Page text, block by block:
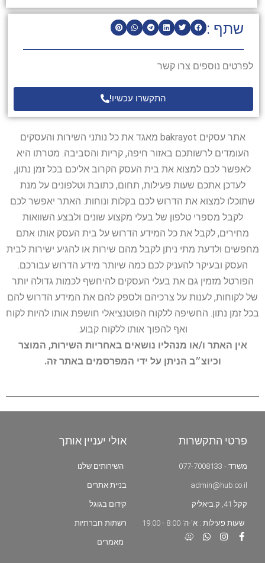
שתף :
לפרטים נוספים צרו קשר
התקשרו עכשיו!
אתר עסקים bakrayot מאגד את כל נותני השירות והעסקים
העומדים לרשותכם באזור חיפה, קריות והסביבה. מטרתו היא
לאפשר לכם למצוא את בית העסק הקרוב אליכם בכל זמן נתון,
לעדכן אתכם שעות פעילות, תחום, כתובת וטלפונים על מנת
שתוכלו למצוא את הדרוש לכם בקלות ונוחות. האתר יאפשר לכם
לקבל מספרי טלפון של בעלי מקצוע שונים ולבצע השוואות
מחירים, לקבל את כל המידע הדרוש על בית העסק אותו אתם
מחפשים ולדעת מתי ניתן לקבל מהם שירות או להגיע ישירות לבית
העסק ובעיקר להעניק לכם כמה שיותר מידע הדרוש עבורכם.
הפורטל מזמין גם את בעלי העסקים להיחשף לכמות גדולה יותר
של לקוחות, לענות על צרכיהם ולספק להם את המידע הדרוש להם
בכל זמן נתון. החשיפה ללקוח הפוטנציאלי חושפת אותו להיות לקוח
ואף להפוך אותו ללקוח קבוע.
אין האתר ו/או מנהליו נושאים באחריות השירות, המוצר
וכיוצ״ב הניתן על ידי המפרסמים באתר זה.
פרטי התקשרות
משרד - 077-7008133
admin@hub.co.il
קקל 41, ק.ביאליק
שעות פעילות : א'-ה' 8:00 - 19:00
אולי יעניין אותך
השירותים שלנו
בניית אתרים
קידום בגוגל
רשתות חברתיות
מאמרים